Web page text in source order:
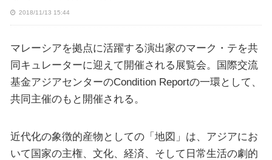
2018/11/13 15:44
マレーシアを拠点に活躍する演出家のマーク・テを共
同キュレーターに迎えて開催される展覧会。国際交流
基金アジアセンターのCondition Reportの一環として、
共同主催のもと開催される。
近代化の象徴的産物としての「地図」は、アジアにお
いて国家の主権、文化、経済、そして日常生活の劇的